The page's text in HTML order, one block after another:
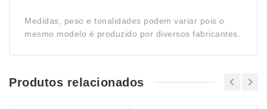
Medidas, peso e tonalidades podem variar pois o
mesmo modelo é produzido por diversos fabricantes.
Produtos relacionados